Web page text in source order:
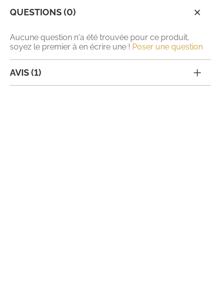
QUESTIONS (0)
Aucune question n'a été trouvée pour ce produit,
soyez le premier à en écrire une ! Poser une question
AVIS (1)